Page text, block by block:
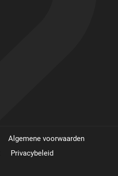
Algemene voorwaarden
Privacybeleid